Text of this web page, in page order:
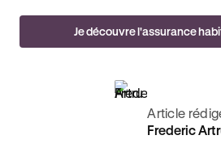
Je découvre l'assurance
Article
Frederic